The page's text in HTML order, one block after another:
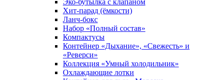
Эко-бутылка с клапаном
Хит-парад (ёмкости)
Ланч-бокс
Набор «Полный состав»
Компактусы
Контейнер «Дыхание», «Свежесть» и
«Реверси»
Коллекция «Умный холодильник»
Охлаждающие лотки